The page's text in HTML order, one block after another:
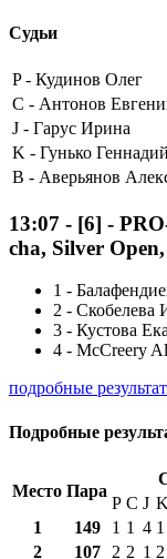
Судьи
P - Кудинов Олег
C - Антонов
J - Гарус Ирина
K - Гунько Геннадий
B - Аверьянов
13:07 - [6] -
cha, Silver
1 -
2 - Скобелева
3 - Кустова
4 - McCreery
подробные
Подробные
Место Пара
P C J K
1
149 1 1 4 1
2
107 2 2 1 2